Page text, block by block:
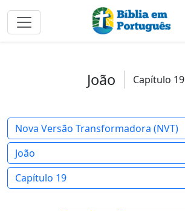
João Capítulo 19
Nova Versão Transformadora (NVT)
João
Capítulo 19